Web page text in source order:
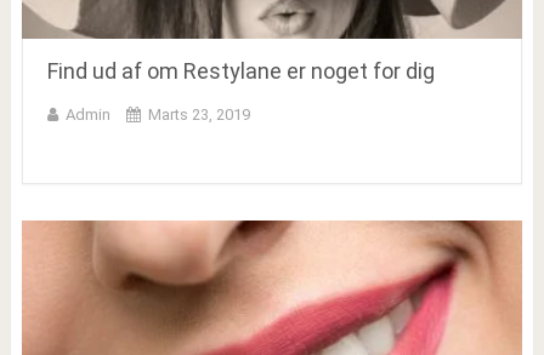
Find ud af om Restylane er noget for dig
Admin Marts 23, 2019